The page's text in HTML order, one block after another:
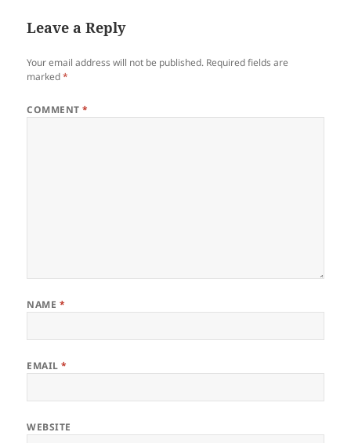
Leave a Reply
Your email address will not be published. Required fields are
marked*
COMMENT*
NAME *
EMAIL*
WEBSITE